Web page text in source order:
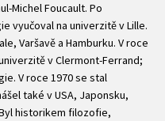
Michel Foucault. Po
vyučoval na univerzitě v Lille.
Varšavě a Hamburku. V roce
v Clermont-Ferrand;
V roce 1970 se stal
také v USA, Japonsku,
historikem filozofie,